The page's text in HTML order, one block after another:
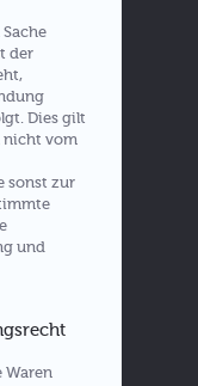
der
Dies gilt
nicht vom
sonst zur
und
Waren